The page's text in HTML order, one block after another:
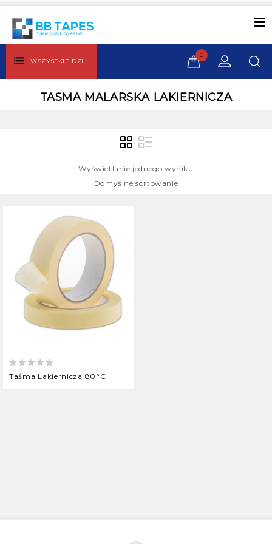
WSZYSTKIE DZIAŁY
0
TASMA MALARSKA LAKIERNICZA
Wyświetlanie jednego wyniku
Domyślne sortowanie
0
Taśma Lakiernicza 80°C